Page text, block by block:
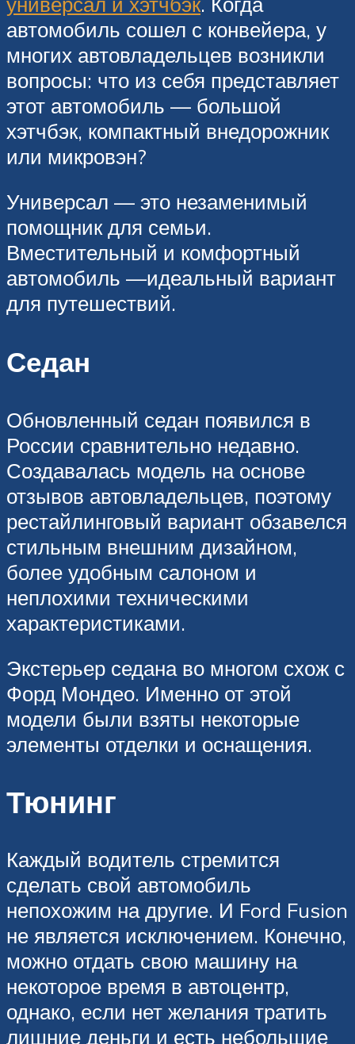
автомобиль сошел с конвейера, у
многих автовладельцев возникли
вопросы: что из себя представляет
этот автомобиль — большой
хэтчбэк, компактный внедорожник
или микровэн?
Универсал — это незаменимый
помощник для семьи.
Вместительный и комфортный
автомобиль —идеальный вариант
для путешествий.
Седан
Обновленный седан появился в
России сравнительно недавно.
Создавалась модель на основе
отзывов автовладельцев, поэтому
рестайлинговый вариант обзавелся
стильным внешним дизайном,
более удобным салоном и
неплохими техническими
характеристиками.
Экстерьер седана во многом схож с
Форд Мондео. Именно от этой
модели были взяты некоторые
элементы отделки и оснащения.
Тюнинг
Каждый водитель стремится
сделать свой автомобиль
непохожим на другие. И Ford Fusion
не является исключением. Конечно,
можно отдать свою машину на
некоторое время в автоцентр,
однако, если нет желания тратить
лишние деньги и есть небольшие